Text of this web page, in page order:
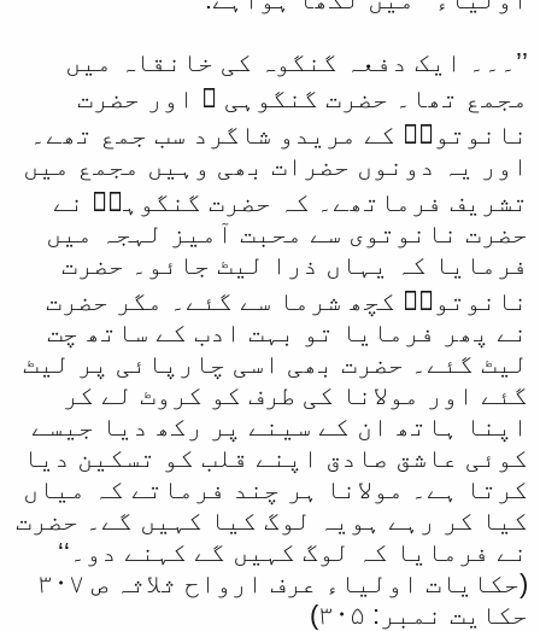
’’۔۔۔ ایک دفعہ گنگوہ کی خانقاہ میں
مجمع تھا۔ حضرت گنگوہی ؒ اور حضرت
نانوتویؒ کے مریدو شاگرد سب جمع تھے۔
اور یہ دونوں حضرات بھی وہیں مجمع میں
تشریف فرماتھے۔ کہ حضرت گنگوہیؒ نے
حضرت نانوتوی سے محبت آمیز لہجہ میں
فرمایا کہ یہاں ذرا لیٹ جائو۔ حضرت
نانوتویؒ کچھ شرما سے گئے۔ مگر حضرت
نے پھر فرمایا تو بہت ادب کے ساتھ چت
لیٹ گئے۔ حضرت بھی اسی چارپائی پر لیٹ
گئے اور مولانا کی طرف کو کروٹ لے کر
اپنا ہاتھ ان کے سینے پر رکھ دیا جیسے
کوئی عاشق صادق اپنے قلب کو تسکین دیا
کرتا ہے۔ مولانا ہر چند فرماتے کہ میاں
کیا کر رہے ہویہ لوگ کیا کہیں گے۔ حضرت
نے فرمایا کہ لوگ کہیں گے کہنے دو۔‘‘
(حکایات اولیاء عرف ارواح ثلاثہ ص ۳۰۷
حکایت نمبر: ۳۰۵)